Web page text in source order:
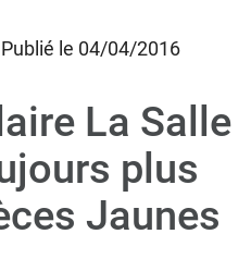
Publié le 04/04/2016
La Salle
plus
Jaunes